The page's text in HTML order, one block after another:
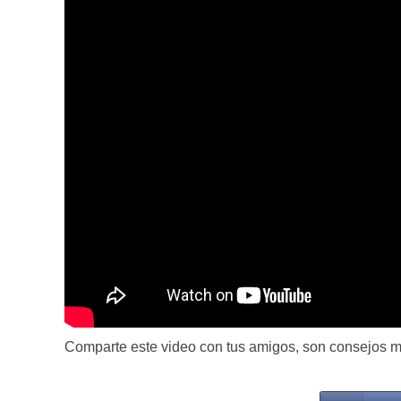
Comparte este video con tus amigos, son consejos